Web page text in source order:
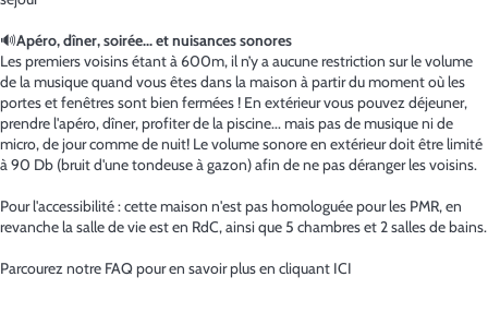
🔊Apéro, dîner, soirée... et nuisances sonores
Les premiers voisins étant à 600m, il n’y a aucune restriction sur le volume
de la musique quand vous êtes dans la maison à partir du moment où les
portes et fenêtres sont bien fermées ! En extérieur vous pouvez déjeuner,
prendre l'apéro, dîner, profiter de la piscine... mais pas de musique ni de
micro, de jour comme de nuit! Le volume sonore en extérieur doit être limité
à 90 Db (bruit d'une tondeuse à gazon) afin de ne pas déranger les voisins.
Pour l'accessibilité : cette maison n'est pas homologuée pour les PMR, en
revanche la salle de vie est en RdC, ainsi que 5 chambres et 2 salles de bains.
Parcourez notre FAQ pour en savoir plus en cliquant ICI